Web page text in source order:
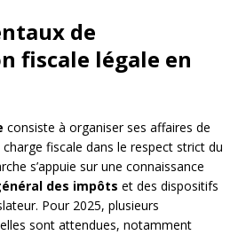
de
fiscale légale en
consiste à organiser ses affaires de
fiscale dans le respect strict du
s’appuie sur une connaissance
des impôts et des dispositifs
Pour 2025, plusieurs
sont attendues, notamment